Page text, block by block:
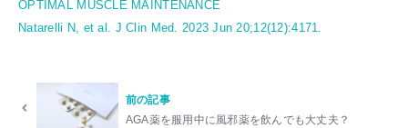
OPTIMAL MUSCLE MAINTENANCE
Natarelli N, et al. J Clin Med. 2023 Jun 20;12(12):4171.
前の記事
AGA薬を服用中に風邪薬を飲んでも大丈夫？